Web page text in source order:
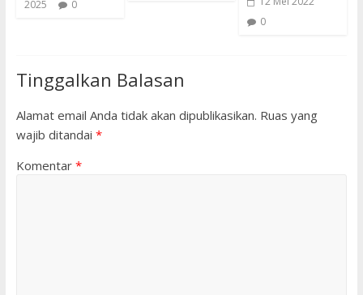
2025 0
0
Tinggalkan Balasan
Alamat email Anda tidak akan dipublikasikan. Ruas yang
wajib ditandai *
Komentar *